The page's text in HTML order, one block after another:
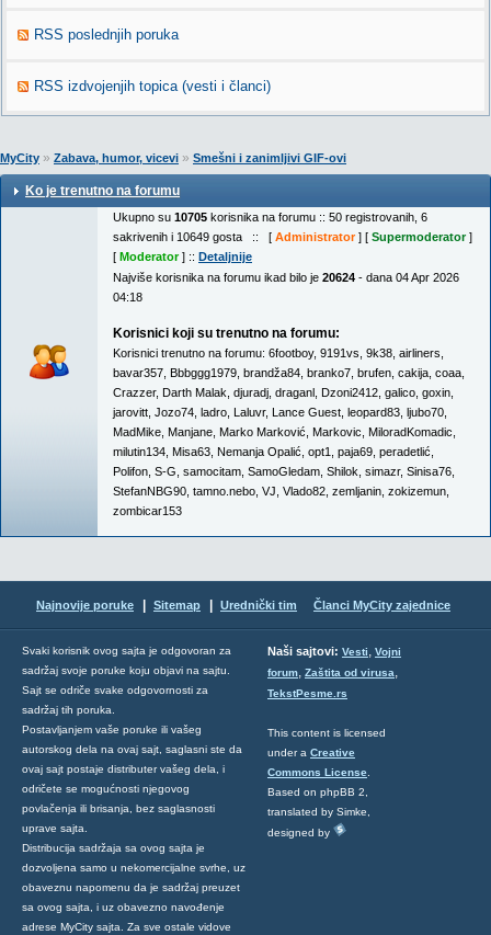
RSS poslednjih poruka
RSS izdvojenjih topica (vesti i članci)
MyCity » Zabava, humor, vicevi » Smešni i zanimljivi GIF-ovi
Ko je trenutno na forumu
Ukupno su 10705 korisnika na forumu :: 50 registrovanih, 6
sakrivenih i 10649 gosta :: [ Administrator] [ Supermoderator]
[ Moderator] :: Detaljnije
Najviše korisnika na forumu ikad bilo je 20624 - dana 04 Apr 2026
04:18
Korisnici koji su trenutno na forumu:
Korisnici trenutno na forumu: 6footboy, 9191vs 9k38 airliners
bavar357 Bbbggg1979 brandža84 branko7 brufen cakija coaa
Crazzer, Darth Malak djuradj draganl Dzoni2412 galico goxin
jarovitt Jozo74 ladro Laluvr, Lance Guest leopard83 ljubo70
MadMike Manjane Marko Marković Markovic MiloradKomadic
milutin134 Misa63 Nemanja Opalić opt1 paja69 peradetlić
Polifon S-G samocitam SamoGledam Shilok simazr, Sinisa76
StefanNBG90 tamno.nebo VJ Vlado82 zemljanin zokizemun
zombicar153
Najnovije poruke Sitemap Urednički tim Članci MyCity zajednice
Svaki korisnik ovog sajta je odgovoran za
sadržaj svoje poruke koju objavi na sajtu.
Sajt se odriče svake odgovornosti za
sadržaj tih poruka.
Postavljanjem vaše poruke ili vašeg
autorskog dela na ovaj sajt, saglasni ste da
ovaj sajt postaje distributer vašeg dela, i
odričete se mogućnosti njegovog
povlačenja ili brisanja, bez saglasnosti
uprave sajta.
Distribucija sadržaja sa ovog sajta je
dozvoljena samo u nekomercijalne svrhe, uz
obaveznu napomenu da je sadržaj preuzet
sa ovog sajta, i uz obavezno navođenje
adrese MyCity sajta. Za sve ostale vidove
Naši sajtovi: Vesti, Vojni
forum, Zaštita od virusa,
TekstPesme.rs
This content is licensed
under a Creative
Commons License
Based on phpBB 2,
translated by Simke,
designed by